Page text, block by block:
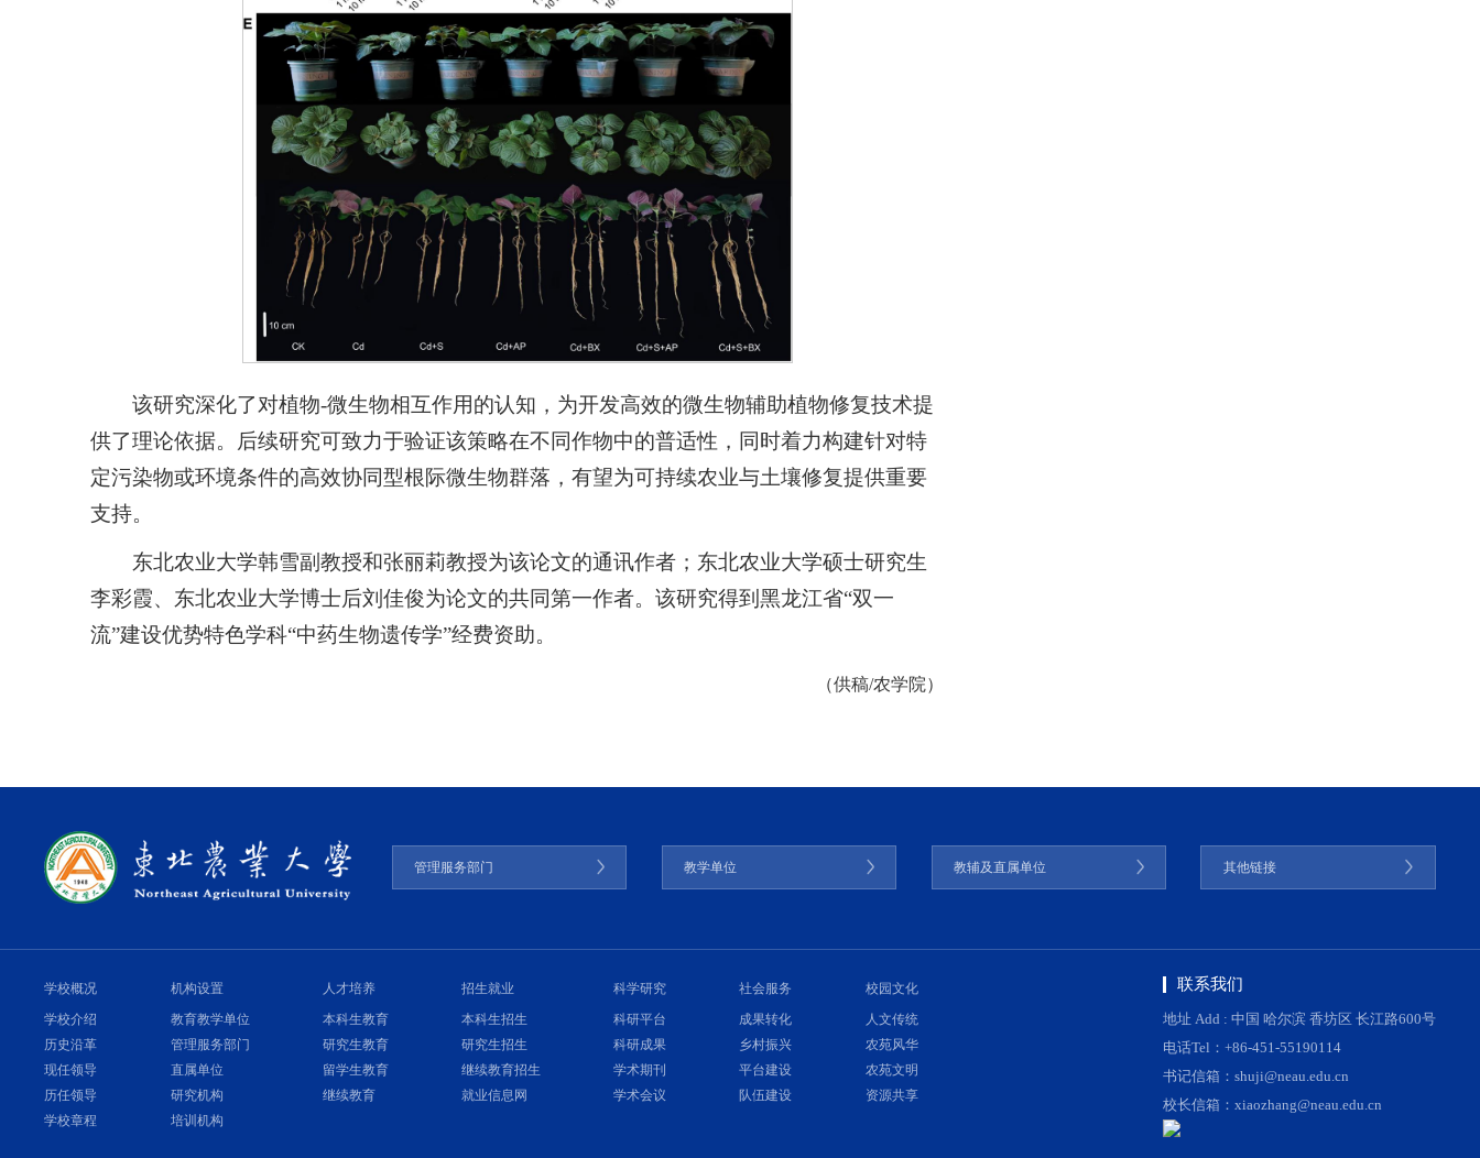
该研究深化了对植物-微生物相互作用的认知，为开发高效的微生物辅助植物修复技术提
供了理论依据。后续研究可致力于验证该策略在不同作物中的普适性，同时着力构建针对特
定污染物或环境条件的高效协同型根际微生物群落，有望为可持续农业与土壤修复提供重要
支持。
东北农业大学韩雪副教授和张丽莉教授为该论文的通讯作者；东北农业大学硕士研究生
李彩霞、东北农业大学博士后刘佳俊为论文的共同第一作者。该研究得到黑龙江省“双一
流”建设优势特色学科“中药生物遗传学”经费资助。
（供稿/农学院）
管理服务部门 教学单位 教辅及直属单位 其他链接
学校概况
学校介绍
历史沿革
现任领导
历任领导
学校章程
机构设置
教育教学单位
管理服务部门
直属单位
研究机构
培训机构
人才培养
本科生教育
研究生教育
留学生教育
继续教育
招生就业
本科生招生
研究生招生
继续教育招生
就业信息网
科学研究
科研平台
科研成果
学术期刊
学术会议
社会服务
成果转化
乡村振兴
平台建设
队伍建设
校园文化
人文传统
农苑风华
农苑文明
资源共享
联系我们
地址 Add : 中国 哈尔滨 香坊区 长江路600号
电话Tel：+86-451-55190114
书记信箱：shuji@neau.edu.cn
校长信箱：xiaozhang@neau.edu.cn